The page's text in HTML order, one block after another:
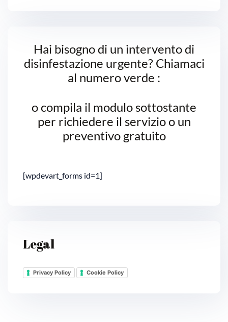
Hai bisogno di un intervento di
disinfestazione urgente? Chiamaci
al numero verde :
o compila il modulo sottostante
per richiedere il servizio o un
preventivo gratuito
[wpdevart_forms id=1]
Legal
Privacy Policy Cookie Policy